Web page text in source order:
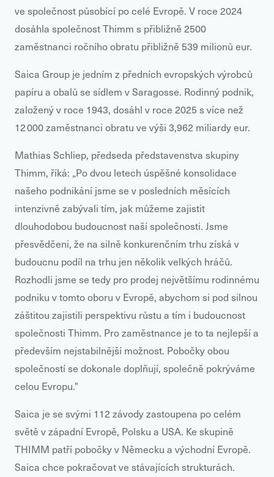
ve společnost působící po celé Evropě. V roce 2024
dosáhla společnost Thimm s přibližně 2500
zaměstnanci ročního obratu přibližně 539 milionů eur.
Saica Group je jedním z předních evropských výrobců
papíru a obalů se sídlem v Saragosse. Rodinný podnik,
založený v roce 1943, dosáhl v roce 2025 s více než
12 000 zaměstnanci obratu ve výši 3,962 miliardy eur.
Mathias Schliep, předseda představenstva skupiny
Thimm, říká: „Po dvou letech úspěšné konsolidace
našeho podnikání jsme se v posledních měsících
intenzivně zabývali tím, jak můžeme zajistit
dlouhodobou budoucnost naší společnosti. Jsme
přesvědčeni, že na silně konkurenčním trhu získá v
budoucnu podíl na trhu jen několik velkých hráčů.
Rozhodli jsme se tedy pro prodej největšímu rodinnému
podniku v tomto oboru v Evropě, abychom si pod silnou
záštitou zajistili perspektivu růstu a tím i budoucnost
společnosti Thimm. Pro zaměstnance je to ta nejlepší a
především nejstabilnější možnost. Pobočky obou
společností se dokonale doplňují, společně pokrýváme
celou Evropu."
Saica je se svými 112 závody zastoupena po celém
světě v západní Evropě, Polsku a USA. Ke skupině
THIMM patří pobočky v Německu a východní Evropě.
Saica chce pokračovat ve stávajících strukturách.